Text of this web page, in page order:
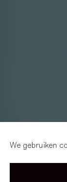
We gebruiken